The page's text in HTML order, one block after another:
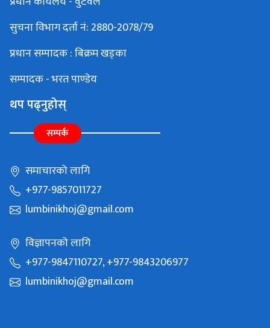
सुचना विभाग दर्ता नं: 2880-2078/79
प्रधान सम्पादक : बिक्रम खड्का
सम्पादक - भरत पाण्डेय
थप पढ्नुहोस्
सम्पर्क
समाचारको लागि
+977-9857011727
lumbinikhoj@gmail.com
विज्ञापनको लागि
+977-9847110727, +977-9843206977
lumbinikhoj@gmail.com